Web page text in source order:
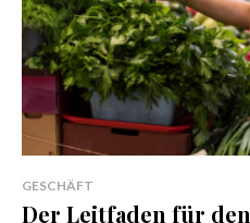
GESCHÄFT
Der Leitfaden für